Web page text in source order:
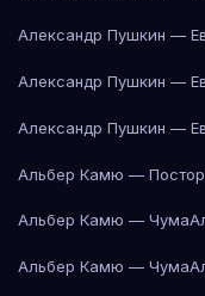
Александр Пушкин —
Александр Пушкин —
Александр Пушкин —
Альбер Камю —
Альбер Камю — Чума
Альбер Камю — Чума